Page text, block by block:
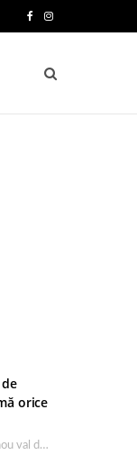
e
I
s
t
orice
România traversează un nou val de căldură, iar rutina de îngrijire capătă un rol esențial…